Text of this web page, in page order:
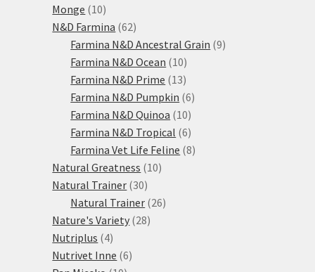
Monge 1010
produktů
N&D Farmina 6262
produktů
Farmina N&D Ancestral Grain 99
Farmina N&D Ocean 1010
produktů
Farmina N&D Prime 1313
produktů
Farmina N&D Pumpkin 66
Farmina N&D Quinoa 1010
produktů
Farmina N&D Tropical 66
produktů
Farmina Vet Life Feline 88
Natural Greatness 1010
Natural Trainer 3030
produktů
Natural Trainer 2626
Nature's Variety 2828
Nutriplus 44
produkty
Nutrivet Inne 66